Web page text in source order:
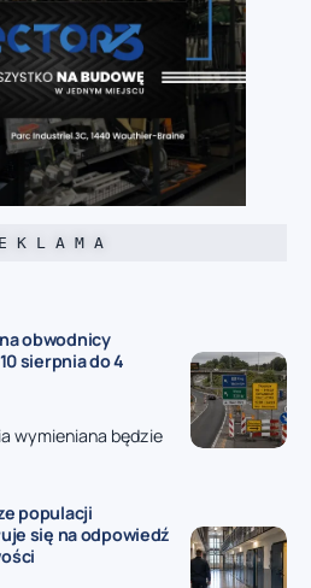
K L A M A
obwodnicy
sierpnia do 4
wymieniana będzie
populacji
się na odpowiedź